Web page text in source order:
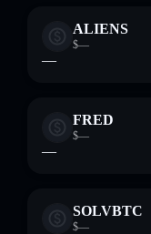
ALIENS
$—
—
FRED
$—
—
SOLVBTC
$—